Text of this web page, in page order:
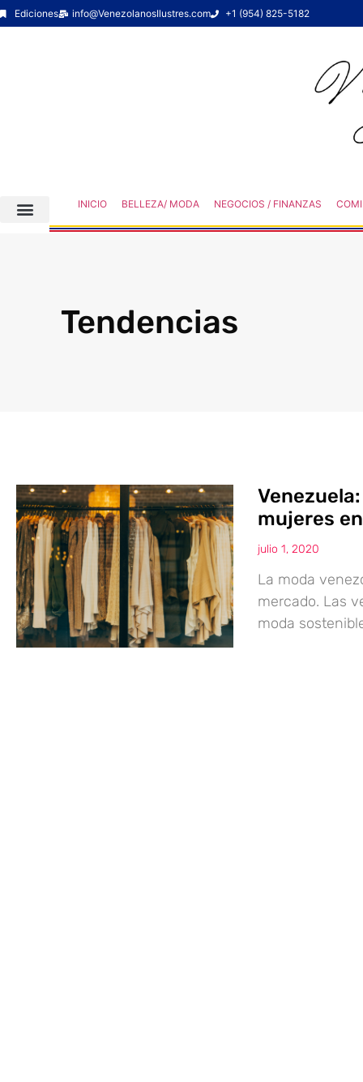
Ediciones info@VenezolanosIlustres.com +1 (954) 825-5182
INICIO BELLEZA/ MODA NEGOCIOS / FINANZAS
Tendencias
mujeres
julio 1, 2020
La moda
mercado. Las
moda